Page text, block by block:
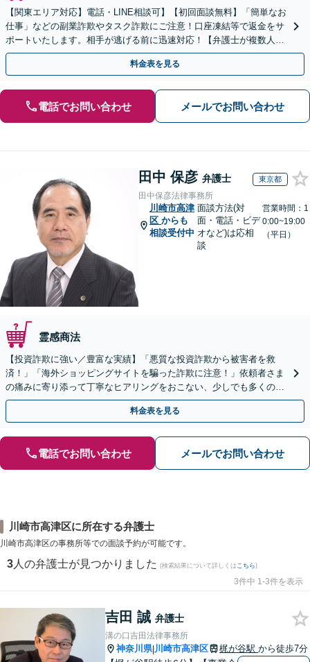
【関東エリア対応】電話・LINE相談可】【初回面談無料】「簡単なお
仕事」などの副業詐欺やタスク詐欺にご注意！口座凍結等で返金をサ
ポートいたします。相手が逃げる前に迅速対応！【弁護士が複数人在
籍】事務所内で連携し問題解決へ【休日・夜間面談可】
料金表を見る
電話でお問い合わせ メールでお問い合わせ
田中 保彦 弁護士 東京都
田中保彦法律事務所
川崎市高津
区 からも
相談受付中
面談方法(対
面・電話・ビデ
オなど)は応相
談
営業時間：1
0:00~19:00
（平日）
霊感商法
【投資詐欺に強い／豊富な実績】「悪質な投資詐欺から被害者を救
済！」「海外ショッピングサイトを騙った詐欺に注意！」依頼者さま
の痛みに寄り添って丁寧なヒアリングをおこない、少しでも多くの返
金が得られるよう尽力します！
料金表を見る
電話でお問い合わせ メールでお問い合わせ
川崎市高津区に所在する弁護士
川崎市高津区の事務所等での面談予約が可能です。
3 人の弁護士が見つかりました (検索結果について詳しくは こちら)
3件中 1-3件を表示
吉田 誠 弁護士
溝の口吉田法律事務所
神奈川県|川崎市高津区 梶が谷駅 から徒歩7分